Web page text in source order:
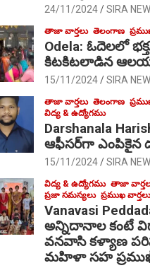
24/11/2024 SIRA
తాజా వార్తలు తెలంగాణ
Odela: ఓదెల‌లో
కిటకిటలాడిన
15/11/2024 SIRA
తాజా వార్తలు తెలంగాణ
విద్య & ఉద్యోగము
Darshanala
ఆఫీసర్‌గా ఎంపికైన
15/11/2024 SIRA
విద్య & ఉద్యోగము తాజా
ప్రజా సమస్యలు ప్రముఖ
Vanavasi
అన్నిదానాల కంటే
వనవాసి కళ్యాణ
మహిళా సహ